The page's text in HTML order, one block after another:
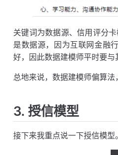
关键词为数据源、信用评分
是数据源，因为互联网金融
好，因此数据建模师平时要与
总地来说，数据建模师偏算法
3. 授信模型
接下来我重点说一下授信模型